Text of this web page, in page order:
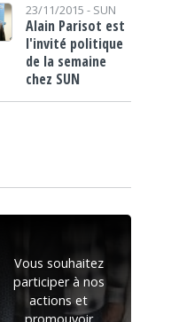
23/11/2015 - SUN
Alain Parisot est
l'invité politique
de la semaine
chez SUN
Vous souhaitez
participer à nos
actions et